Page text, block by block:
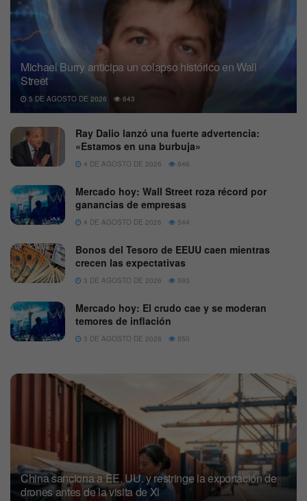
Michael Burry anticipa un colapso histórico en Wall
Street
5 DE AGOSTO DE 2026 643
Ray Dalio lanzó una fuerte advertencia:
«Estamos en una burbuja»
4 DE AGOSTO DE 2026 646
Mercado hoy: Wall Street roza récord por
ganancias de empresas
4 DE AGOSTO DE 2026 544
Bonos del Tesoro de EEUU caen mientras
crecen las expectativas
3 DE AGOSTO DE 2026 593
Mercado hoy: El crudo cae y se moderan
temores de inflación
3 DE AGOSTO DE 2026 550
China sanciona a EE. UU. y restringe la exportación de
drones antes de la visita de Xi